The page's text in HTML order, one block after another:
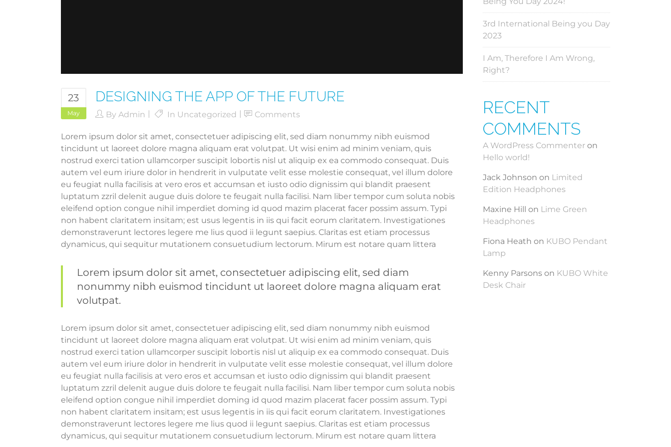
23
May
DESIGNING THE APP OF THE FUTURE
By Admin In Uncategorized Comments
Lorem ipsum dolor sit amet, consectetuer adipiscing elit, sed diam nonummy nibh euismod
tincidunt ut laoreet dolore magna aliquam erat volutpat. Ut wisi enim ad minim veniam, quis
nostrud exerci tation ullamcorper suscipit lobortis nisl ut aliquip ex ea commodo consequat. Duis
autem vel eum iriure dolor in hendrerit in vulputate velit esse molestie consequat, vel illum dolore
eu feugiat nulla facilisis at vero eros et accumsan et iusto odio dignissim qui blandit praesent
luptatum zzril delenit augue duis dolore te feugait nulla facilisi. Nam liber tempor cum soluta nobis
eleifend option congue nihil imperdiet doming id quod mazim placerat facer possim assum. Typi
non habent claritatem insitam; est usus legentis in iis qui facit eorum claritatem. Investigationes
demonstraverunt lectores legere me lius quod ii legunt saepius. Claritas est etiam processus
dynamicus, qui sequitur mutationem consuetudium lectorum. Mirum est notare quam littera
Lorem ipsum dolor sit amet, consectetuer adipiscing elit, sed diam
nonummy nibh euismod tincidunt ut laoreet dolore magna aliquam erat
volutpat.
Lorem ipsum dolor sit amet, consectetuer adipiscing elit, sed diam nonummy nibh euismod
tincidunt ut laoreet dolore magna aliquam erat volutpat. Ut wisi enim ad minim veniam, quis
nostrud exerci tation ullamcorper suscipit lobortis nisl ut aliquip ex ea commodo consequat. Duis
autem vel eum iriure dolor in hendrerit in vulputate velit esse molestie consequat, vel illum dolore
eu feugiat nulla facilisis at vero eros et accumsan et iusto odio dignissim qui blandit praesent
luptatum zzril delenit augue duis dolore te feugait nulla facilisi. Nam liber tempor cum soluta nobis
eleifend option congue nihil imperdiet doming id quod mazim placerat facer possim assum. Typi
non habent claritatem insitam; est usus legentis in iis qui facit eorum claritatem. Investigationes
demonstraverunt lectores legere me lius quod ii legunt saepius. Claritas est etiam processus
dynamicus, qui sequitur mutationem consuetudium lectorum. Mirum est notare quam littera
3rd International Being you Day
2023
I Am, Therefore I Am Wrong,
Right?
RECENT
COMMENTS
A WordPress Commenter on
Hello world!
Jack Johnson on Limited
Edition Headphones
Maxine Hill on Lime Green
Headphones
Fiona Heath on KUBO Pendant
Lamp
Kenny Parsons on KUBO White
Desk Chair